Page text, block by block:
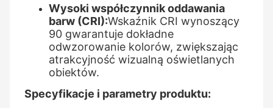
Wysoki współczynnik oddawania
barw (CRI):Wskaźnik CRI wynoszący
90 gwarantuje dokładne
odwzorowanie kolorów, zwiększając
atrakcyjność wizualną oświetlanych
obiektów.
Specyfikacje i parametry produktu: